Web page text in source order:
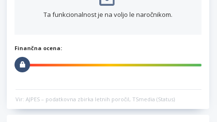
Ta funkcionalnost je na voljo le naročnikom.
Finančna ocena:
Vir: AJPES – podatkovna zbirka letnih poročil, TSmedia (Status)